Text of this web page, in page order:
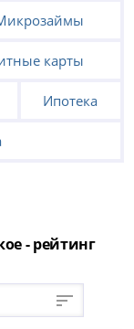
карты
Ипотека
- рейтинг